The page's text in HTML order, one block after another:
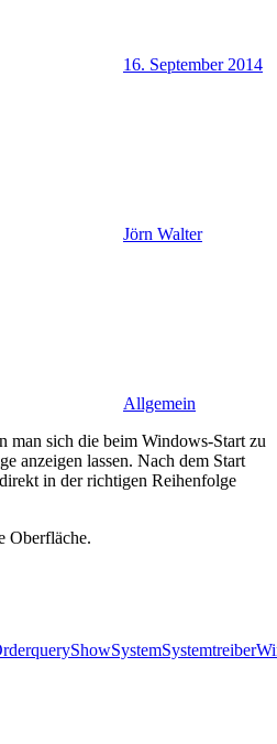
16. September 2014
Jörn Walter
Allgemein
man sich die beim Windows-Start zu
anzeigen lassen. Nach dem Start
in der richtigen Reihenfolge
Oberfläche.
queryShowSystemSystemtreiber